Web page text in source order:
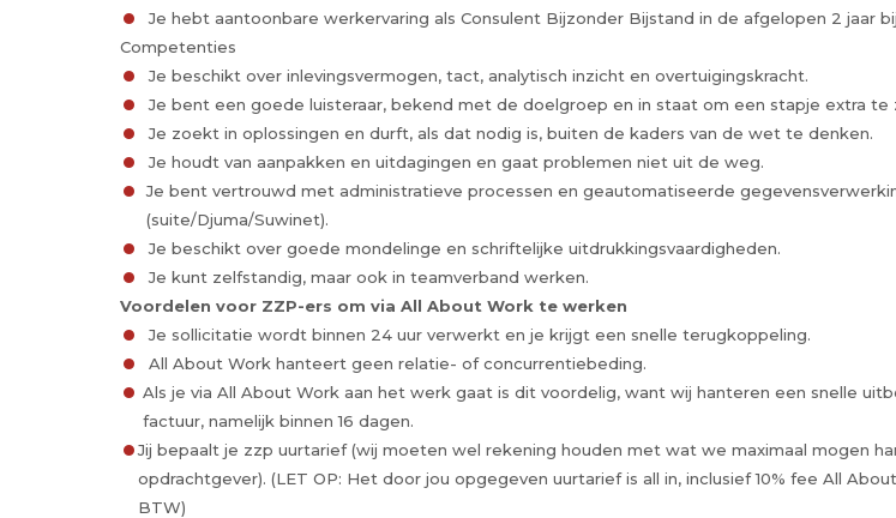
Je hebt aantoonbare werkervaring als Consulent Bijzonder Bijstand in de afgelopen 2 jaar
Competenties
Je beschikt over inlevingsvermogen, tact, analytisch inzicht en overtuigingskracht.
Je bent een goede luisteraar, bekend met de doelgroep en in staat om een stapje extra te
Je zoekt in oplossingen en durft, als dat nodig is, buiten de kaders van de wet te denken.
Je houdt van aanpakken en uitdagingen en gaat problemen niet uit de weg.
Je bent vertrouwd met administratieve processen en geautomatiseerde
(suite/Djuma/Suwinet).
Je beschikt over goede mondelinge en schriftelijke uitdrukkingsvaardigheden.
Je kunt zelfstandig, maar ook in teamverband werken.
Voordelen voor ZZP-ers om via All About Work te werken
Je sollicitatie wordt binnen 24 uur verwerkt en je krijgt een snelle terugkoppeling.
All About Work hanteert geen relatie- of concurrentiebeding.
Als je via All About Work aan het werk gaat is dit voordelig, want wij hanteren een snelle
factuur, namelijk binnen 16 dagen.
Jij bepaalt je zzp uurtarief (wij moeten wel rekening houden met wat we maximaal mogen
opdrachtgever). (LET OP: Het door jou opgegeven uurtarief is all in, inclusief 10% fee All
BTW)